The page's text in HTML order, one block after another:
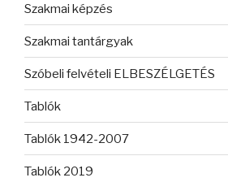
Szakmai képzés
Szakmai tantárgyak
Szóbeli felvételi ELBESZÉLGETÉS
Tablók
Tablók 1942-2007
Tablók 2019